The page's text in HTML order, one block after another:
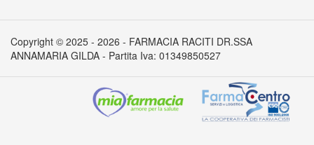
Copyright © 2025 - 2026 - FARMACIA RACITI DR.SSA
ANNAMARIA GILDA - Partita Iva: 01349850527